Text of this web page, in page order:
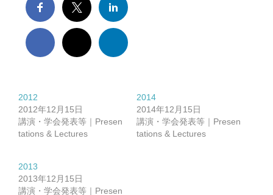
2012
2012年12月15日
講演・学会発表等｜Presen
tations & Lectures
2014
2014年12月15日
講演・学会発表等｜Presen
tations & Lectures
2013
2013年12月15日
講演・学会発表等｜Presen